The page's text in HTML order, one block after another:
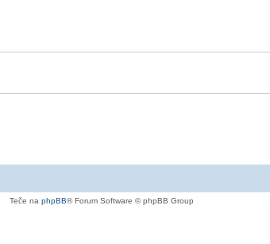
Teče na phpBB® Forum Software © phpBB Group